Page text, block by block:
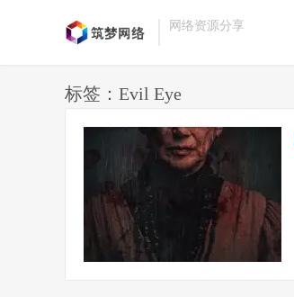
网络资源分享
标签：Evil Eye